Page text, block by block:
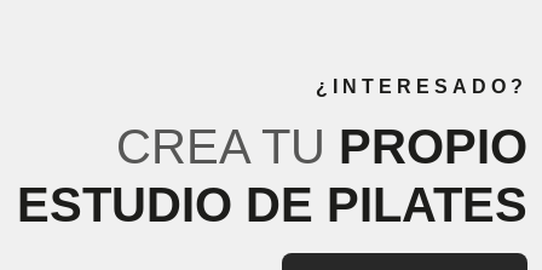
¿INTERESADO?
CREA TU PROPIO
ESTUDIO DE PILATES